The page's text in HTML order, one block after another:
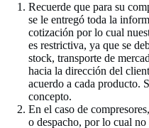
Recuerde que para su
se le entregó toda la
cotización por lo cual
es restrictiva, ya que se
stock, transporte de
hacia la dirección del
acuerdo a cada producto.
concepto.
En el caso de
o despacho, por lo cual